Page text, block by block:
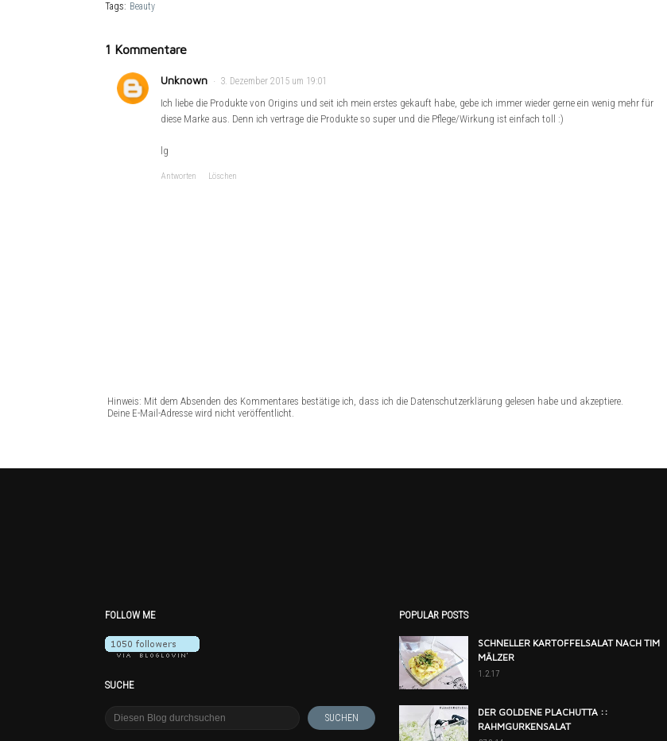
Tags: Beauty
1 Kommentare
Unknown 3. Dezember 2015 um 19:01
Ich liebe die Produkte von Origins und seit ich mein erstes gekauft habe, gebe ich immer wieder gerne ein wenig mehr für
diese Marke aus. Denn ich vertrage die Produkte so super und die Pflege/Wirkung ist einfach toll :)
lg
Antworten Löschen
Hinweis: Mit dem Absenden des Kommentares bestätige ich, dass ich die Datenschutzerklärung gelesen habe und akzeptiere.
Deine E-Mail-Adresse wird nicht veröffentlicht.
FOLLOW ME
SUCHE
POPULAR POSTS
SCHNELLER KARTOFFELSALAT NACH TIM
MÄLZER
1.2.17
DER GOLDENE PLACHUTTA ::
RAHMGURKENSALAT